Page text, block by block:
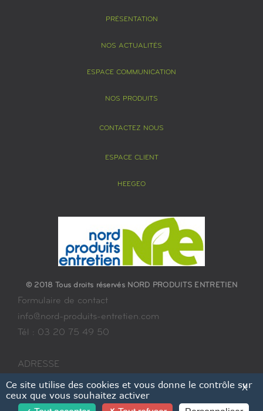
PRÉSENTATION
NOS ACTUALITÉS
ESPACE COMMUNICATION
NOS PRODUITS
CONTACTEZ NOUS
ESPACE CLIENT
HEEGEO
© 2018 Tous droits réservés NORD PRODUITS ENTRETIEN
Formulaire de contact
info@nord-produits-entretien.com
Tél : 03 20 75 49 50
ADRESSE
13 rue de la Plaine – A2
59115 LEERS
X
Ce site utilise des cookies et vous donne le contrôle sur
ceux que vous souhaitez activer